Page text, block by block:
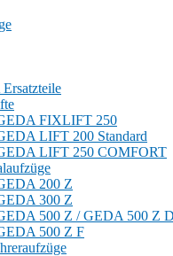
FIXLIFT 250
LIFT 200 Standard
LIFT 250 COMFORT
200 Z
300 Z
500 Z / GEDA 500 Z
500 Z F